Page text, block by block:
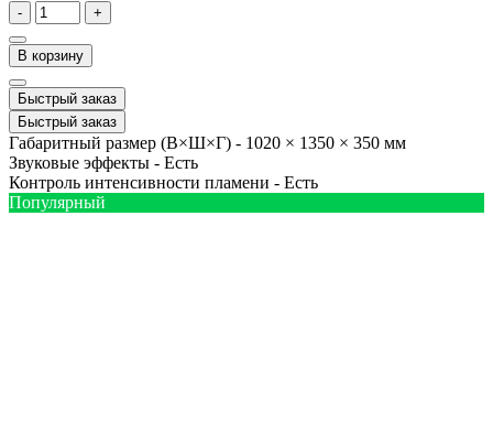
- +
В корзину
Быстрый заказ
Быстрый заказ
Габаритный размер (В×Ш×Г) - 1020 × 1350 × 350 мм
Звуковые эффекты - Есть
Контроль интенсивности пламени - Есть
Популярный